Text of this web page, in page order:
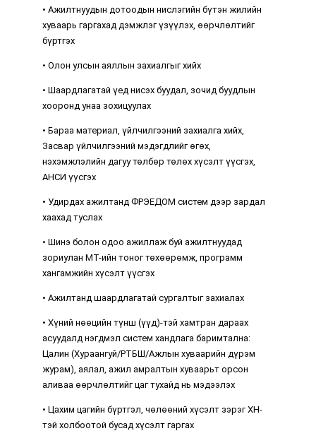
• Ажилтнуудын дотоодын нислэгийн бүтэн жилийн
хуваарь гаргахад дэмжлэг үзүүлэх, өөрчлөлтийг
бүртгэх
• Олон улсын аяллын захиалгыг хийх
• Шаардлагатай үед нисэх буудал, зочид буудлын
хооронд унаа зохицуулах
• Бараа материал, үйлчилгээний захиалга хийх,
Засвар үйлчилгээний мэдэгдлийг өгөх,
нэхэмжлэлийн дагуу төлбөр төлөх хүсэлт үүсгэх,
АНСИ үүсгэх
• Удирдах ажилтанд ФРЭЕДОМ систем дээр зардал
хаахад туслах
• Шинэ болон одоо ажиллаж буй ажилтнуудад
зориулан МТ-ийн тоног төхөөрөмж, программ
хангамжийн хүсэлт үүсгэх
• Ажилтанд шаардлагатай сургалтыг захиалах
• Хүний нөөцийн түнш (үүд)-тэй хамтран дараах
асуудалд нэгдмэл систем хандлага баримтална:
Цалин (Хураангуй/РТБШ/Ажлын хуваарийн дүрэм
журам), аялал, ажил амралтын хуваарьт орсон
аливаа өөрчлөлтийг цаг тухайд нь мэдээлэх
• Цахим цагийн бүртгэл, чөлөөний хүсэлт зэрэг ХН-
тэй холбоотой бусад хүсэлт гаргах